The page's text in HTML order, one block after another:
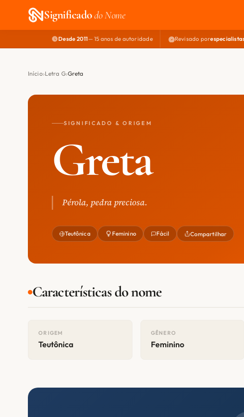
Significadodo Nome
Desde 2011— 15 anos de autoridade Revisado por
Início Letra G Greta
SIGNIFICADO & ORIGEM
Greta
Pérola, pedra preciosa.
Teutônica Feminino Fácil Compartilhar
Características do nome
ORIGEM
Teutônica
GÊNERO
Feminino